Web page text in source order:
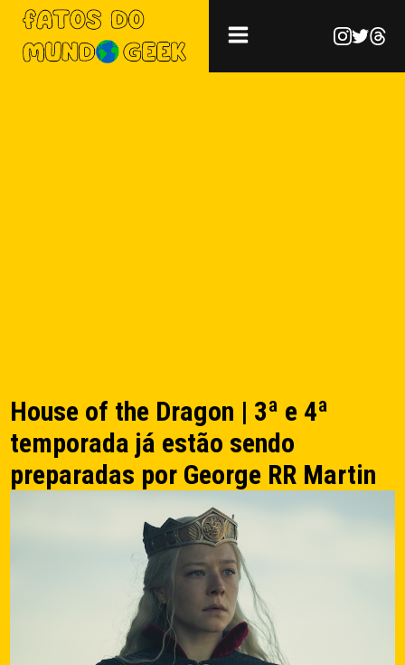
House of the Dragon | 3ª e 4ª
temporada já estão sendo
preparadas por George RR Martin